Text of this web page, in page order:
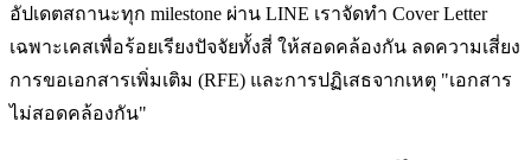
อัปเดตสถานะทุก milestone ผ่าน LINE เราจัดทำ Cover Letter
เฉพาะเคสเพื่อร้อยเรียงปัจจัยทั้งสี่ ให้สอดคล้องกัน ลดความเสี่ยง
การขอเอกสารเพิ่มเติม (RFE) และการปฏิเสธจากเหตุ "เอกสาร
ไม่สอดคล้องกัน"